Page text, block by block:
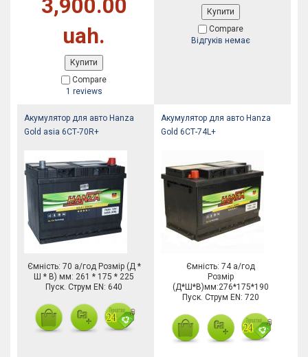
3,900.00
uah.
Купити
Compare
1 reviews
Купити
Compare
Відгуків немає
Акумулятор для авто Hanza
Gold asia 6СТ-70R+
Ємність: 70 а/год Розмір (Д *
Ш * В) мм: 261 * 175 * 225
Пуск. Струм EN: 640
Акумулятор для авто Hanza
Gold 6СТ-74L+
Ємність: 74 а/год
Розмір
(Д*Ш*В)мм:276*175*190
Пуск. Струм EN: 720